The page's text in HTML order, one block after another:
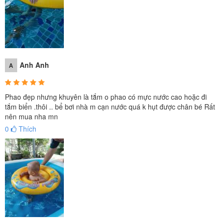
A Anh Anh
Phao đẹp nhưng khuyên là tắm o phao có mực nước cao hoặc đi
tắm biển .thôi .. bể bơi nhà m cạn nước quá k hụt được chân bé Rất
nên mua nha mn
0
Thích